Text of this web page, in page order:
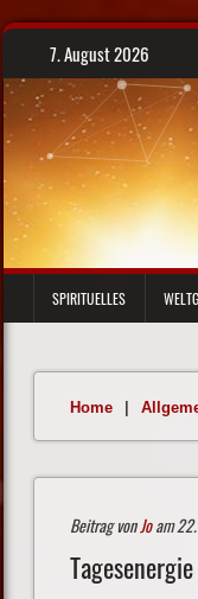
Skip
content
7. August 2026
SPIRITUELLES
Home
Beitrag vonJoam